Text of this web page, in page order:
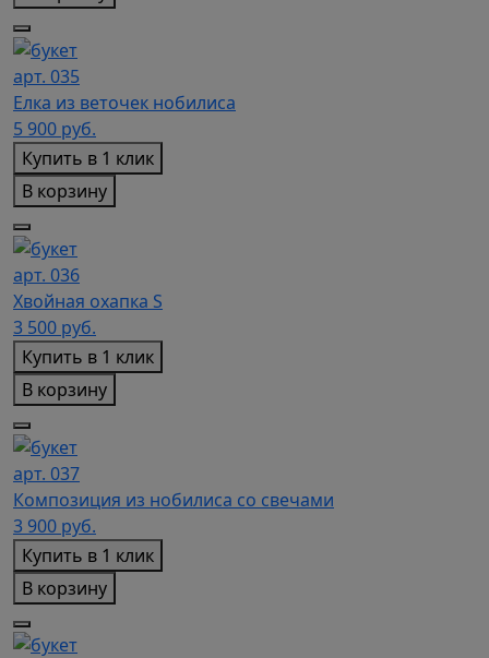
арт. 035
Елка из веточек нобилиса
5 900 руб.
Купить в 1 клик
В корзину
арт. 036
Хвойная охапка S
3 500 руб.
Купить в 1 клик
В корзину
арт. 037
Композиция из нобилиса со свечами
3 900 руб.
Купить в 1 клик
В корзину